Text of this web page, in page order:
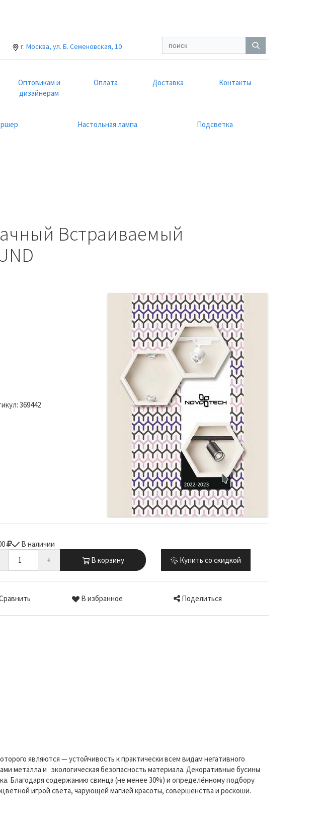
г. Москва, ул. Б. Семеновская, 10
Оптовикам и
дизайнерам
Оплата Доставка Контакты
Настольная лампа Подсветка
Встраиваемый
369442
В наличии
+ В корзину Купить со скидкой
В избранное Поделиться
являются — устойчивость к практически всем видам негативного
металла и экологическая безопасность материала. Декоративные бусины
Благодаря содержанию свинца (не менее 30%) и определённому подбору
игрой света, чарующей магией красоты, совершенства и роскоши.